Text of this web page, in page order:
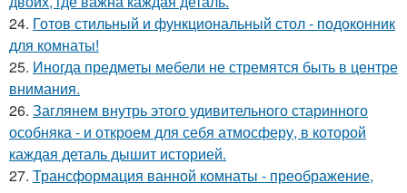
24. Готов стильный и функциональный стол - подоконник
для комнаты!
25. Иногда предметы мебели не стремятся быть в центре
внимания.
26. Заглянем внутрь этого удивительного старинного
особняка - и откроем для себя атмосферу, в которой
каждая деталь дышит историей.
27. Трансформация ванной комнаты - преображение,